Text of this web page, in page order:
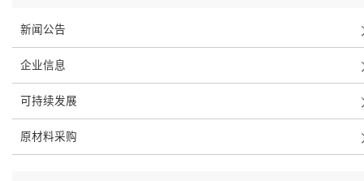
新闻公告
企业信息
可持续发展
原材料采购